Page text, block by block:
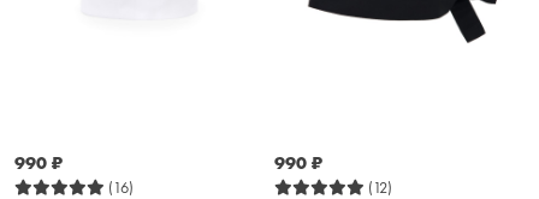
990 ₽
(16)
990 ₽
(12)